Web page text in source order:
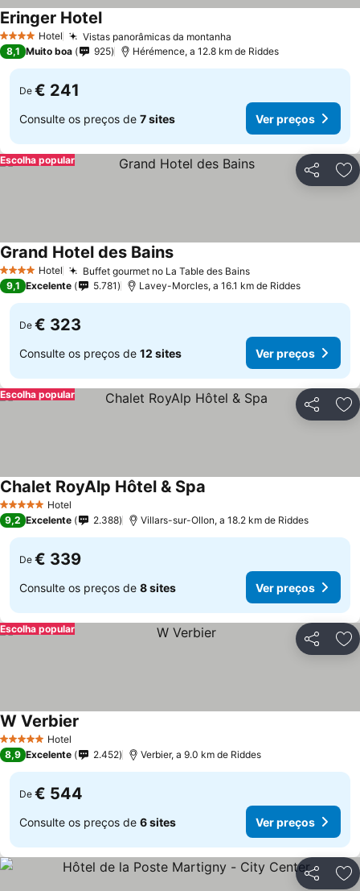
4 EstrelasHotel Vistas panorâmicas da montanha
Eringer Hotel
8,1 Muito boa 925 Hérémence, a 12.8 km de Riddes
De € 241
Consulte os preços de 7 sites Ver preços
Partilhar
Escolha popular
4 EstrelasHotel Buffet gourmet no La Table des Bains
Grand Hotel des Bains
9,1 Excelente 5.781 Lavey-Morcles, a 16.1 km de Riddes
De € 323
Consulte os preços de 12 sites Ver preços
Partilhar
Escolha popular
5 Estrelas Hotel
Chalet RoyAlp Hôtel & Spa
9,2 Excelente 2.388 Villars-sur-Ollon, a 18.2 km de Riddes
De € 339
Consulte os preços de 8 sites Ver preços
Partilhar
Escolha popular
5 Estrelas Hotel
W Verbier
8,9 Excelente 2.452 Verbier, a 9.0 km de Riddes
De € 544
Consulte os preços de 6 sites Ver preços
Partilhar